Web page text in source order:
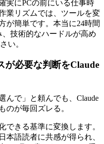
実にPCの前にいる仕事時
業リズムでは、ツールを変
が簡単です。本当に24時間
技術的なハードルが高め
い。
が必要な判断をClaude
んで」と頼んでも、Claude
のが毎回ズレる。
できる基準に変換します。
本語読者に共感が得られ、